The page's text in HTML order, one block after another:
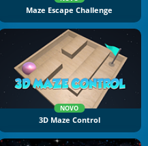
Maze Escape Challenge
NOVO
3D Maze Control